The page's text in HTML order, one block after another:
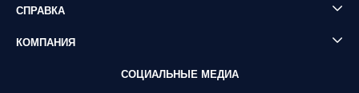
СПРАВКА
КОМПАНИЯ
СОЦИАЛЬНЫЕ МЕДИА